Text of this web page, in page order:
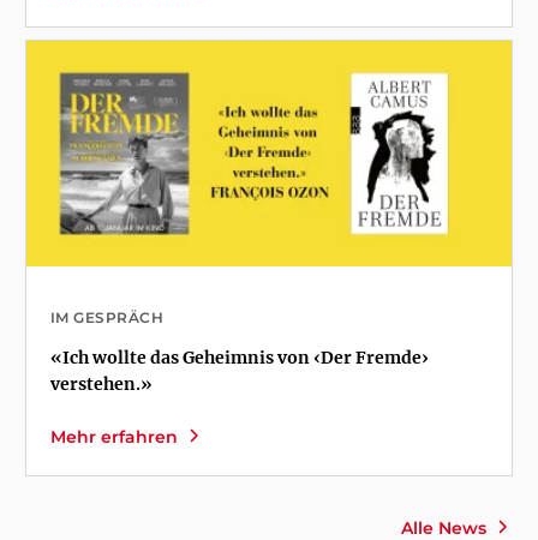
Alle News
IM GESPRÄCH
«Ich wollte das Geheimnis von ‹Der Fremde›
verstehen.»
Mehr erfahren